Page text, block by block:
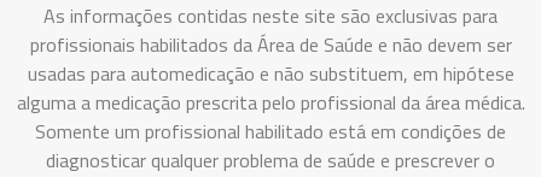
As informações contidas neste site são exclusivas para
profissionais habilitados da Área de Saúde e não devem ser
usadas para automedicação e não substituem, em hipótese
alguma a medicação prescrita pelo profissional da área médica.
Somente um profissional habilitado está em condições de
diagnosticar qualquer problema de saúde e prescrever o